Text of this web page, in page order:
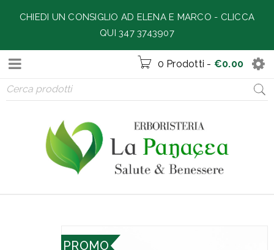
0 Prodotti - €0.00
PROMO
CHIEDI UN CONSIGLIO AD ELENA E MARCO - CLICCA
QUI 347 3743907